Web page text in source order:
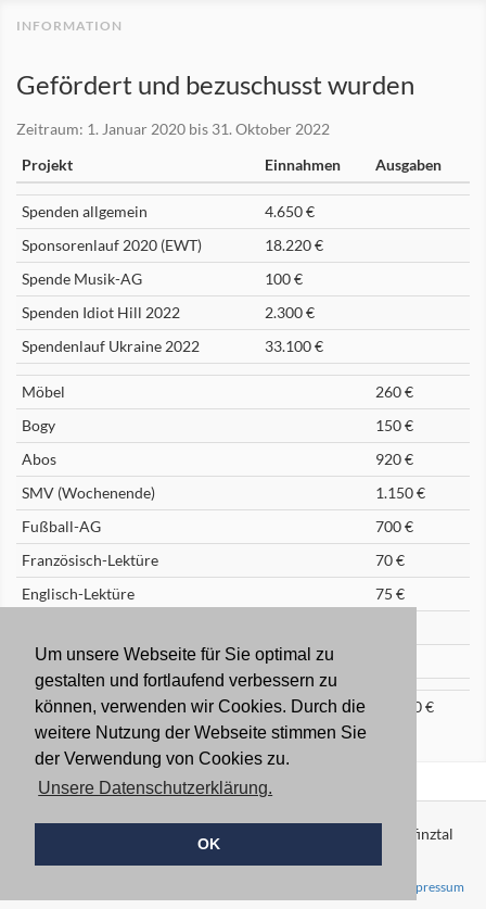
Um unsere Webseite für Sie optimal zu
gestalten und fortlaufend verbessern zu
können, verwenden wir Cookies. Durch die
weitere Nutzung der Webseite stimmen Sie
der Verwendung von Cookies zu.
Unsere Datenschutzerklärung.
OK
Gefördert und bezuschusst wurden
Zeitraum: 1. Januar 2020 bis 31. Oktober 2022
Projekt
Einnahmen Ausgaben
Spenden allgemein
4.650 €
Sponsorenlauf 2020 (EWT)
18.220 €
Spende Musik-AG
100 €
Spenden Idiot Hill 2022
2.300 €
Spendenlauf Ukraine 2022
33.100 €
Möbel
260 €
Bogy
150 €
Abos
920 €
SMV (Wochenende)
1.150 €
Fußball-AG
700 €
Französisch-Lektüre
70 €
Englisch-Lektüre
75 €
Sponsorenlauf 2020 (EWT)
Summe Gesamt 3.700 € 58.940 €
© 2022 Fördergemeinschaft Ludwig-Marum-Gymnasium Pfinztal
e.V. | Sämtliche Inhalte sind urheberrechtlich geschützt.
Impressum